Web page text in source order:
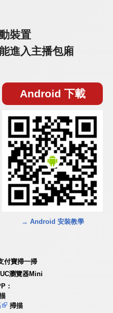
裝置
進入主播包廂
Android 下載
→ Android 安裝教學
付寶掃一掃
瀏覽器Mini
：
掃描